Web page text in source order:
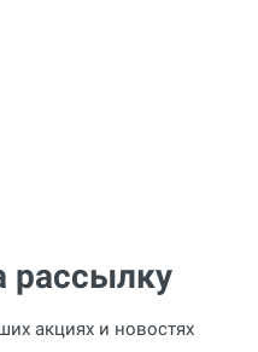
рассылку
акциях и новостях